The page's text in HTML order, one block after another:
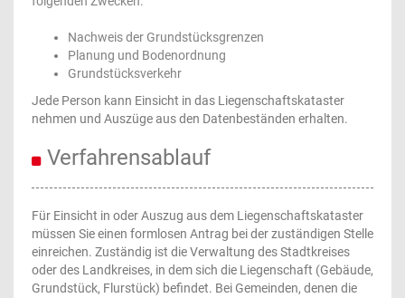
Nachweis der Grundstücksgrenzen
Planung und Bodenordnung
Grundstücksverkehr
Jede Person kann Einsicht in das Liegenschaftskataster
nehmen und Auszüge aus den Datenbeständen erhalten.
Verfahrensablauf
Für Einsicht in oder Auszug aus dem Liegenschaftskataster
müssen Sie einen formlosen Antrag bei der zuständigen Stelle
einreichen. Zuständig ist die Verwaltung des Stadtkreises
oder des Landkreises, in dem sich die Liegenschaft (Gebäude,
Grundstück, Flurstück) befindet. Bei Gemeinden, denen die